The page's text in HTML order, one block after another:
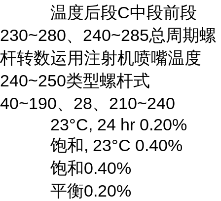
温度后段C中段前段
230~280、240~285总周期螺
杆转数运用注射机喷嘴温度
240~250类型螺杆式
40~190、28、210~240
23°C, 24 hr 0.20%
饱和, 23°C 0.40%
饱和0.40%
平衡0.20%